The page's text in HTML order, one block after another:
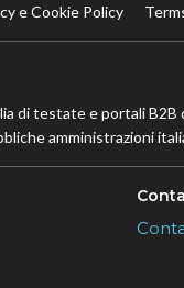
e Cookie Policy
di testate e portali B2B
amministrazioni